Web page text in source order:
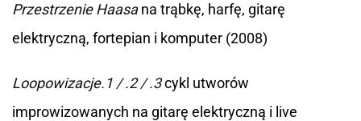
Przestrzenie Haasana trąbkę, harfę, gitarę
elektryczną, fortepian i komputer (2008)
Loopowizacje.1 / .2 / .3cykl utworów
improwizowanych na gitarę elektryczną i live